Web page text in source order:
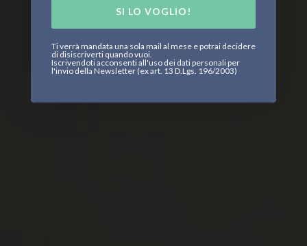
SI LO VOGLIO!
Ti verrà mandata una sola mail al mese e potrai decidere
di disiscriverti quando vuoi.
Iscrivendoti acconsenti all'uso dei dati personali per
l'invio della Newsletter (ex art. 13 D.Lgs. 196/2003)